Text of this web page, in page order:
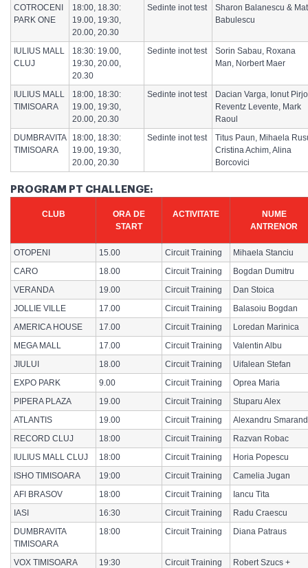
COTROCENI
PARK ONE
18:00, 18.30:
19.00, 19:30,
20.00, 20.30
Sedinte inot test
Sharon Balanescu &
Babulescu
IULIUS MALL
CLUJ
18:30: 19.00,
19:30, 20.00,
20.30
Sedinte inot test
Sorin Sabau, Roxana
Man, Norbert Maer
IULIUS MALL
TIMISOARA
18:00, 18:30:
19.00, 19:30,
20.00, 20.30
Sedinte inot test
Dacian Varga, Ionut
Reventz Levente, Mark
Raoul
DUMBRAVITA
TIMISOARA
18:00, 18:30:
19.00, 19:30,
20.00, 20.30
Sedinte inot test
Titus Paun, Mihaela
Cristina Achim, Alina
Borcovici
PROGRAM PT CHALLENGE:
CLUB
ORA DE
START
ACTIVITATE
NUME
ANTRENOR
OTOPENI 15.00 Circuit Training
Mihaela Stanciu
CARO
18.00 Circuit Training
Bogdan Dumitru
VERANDA
19.00 Circuit Training
Dan Stoica
JOLLIE VILLE
17.00 Circuit Training
Balasoiu Bogdan
AMERICA HOUSE
17.00 Circuit Training
Loredan Marinica
MEGA MALL
17.00 Circuit Training
Valentin Albu
JIULUI
18.00 Circuit Training
Uifalean Stefan
EXPO PARK
9.00 Circuit Training
Oprea Maria
PIPERA PLAZA
19.00 Circuit Training
Stuparu Alex
ATLANTIS
19.00 Circuit Training
Alexandru
RECORD CLUJ
18:00 Circuit Training
Razvan Robac
IULIUS MALL CLUJ
18:00 Circuit Training
Horia Popescu
ISHO TIMISOARA
19:00 Circuit Training
Camelia Jugan
AFI BRASOV
18:00 Circuit Training
Iancu Tita
IASI
16:30 Circuit Training
Radu Craescu
DUMBRAVITA
TIMISOARA
18:00 Circuit Training Diana Patraus
VOX TIMISOARA 19:30 Circuit Training
Robert Szucs +